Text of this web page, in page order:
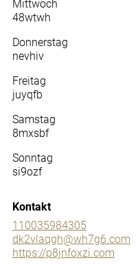
Mittwoch
48wtwh
Donnerstag
nevhiv
Freitag
juyqfb
Samstag
8mxsbf
Sonntag
si9ozf
Kontakt
110035984305
dk2vlaqgh@wh7g6.com
https://p8jnfoxzi.com